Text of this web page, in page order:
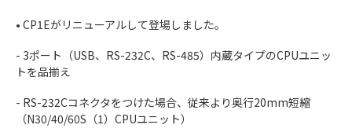
• CP1Eがリニューアルして登場しました。
- 3ポート（USB、RS-232C、RS-485）内蔵タイプのCPUユニッ
トを品揃え
- RS-232Cコネクタをつけた場合、従来より奥行20mm短縮
（N30/40/60S（1）CPUユニット）